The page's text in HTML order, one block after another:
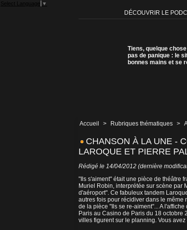
Select Language ▼
DÉCOUVRIR LE
Tiens, quelque
pas de panique : le
bonnes mains et se
Accueil > Rubriques thématiques >
CHANSON À LA UNE -
LAROQUE ET PIERRE
Rédigé le 14/04/2012 (dernière
"Ils s'aiment" était une pièce de théâtre
Muriel Robin, interprétée sur scène par
d'aéroport". Ce fabuleux tandem
autres fois pour récidiver dans le même
de la pièce "Ils se re-aiment"... A
Paris au Casino de Paris du 18 octobre
villes figurent sur le planning. Vous